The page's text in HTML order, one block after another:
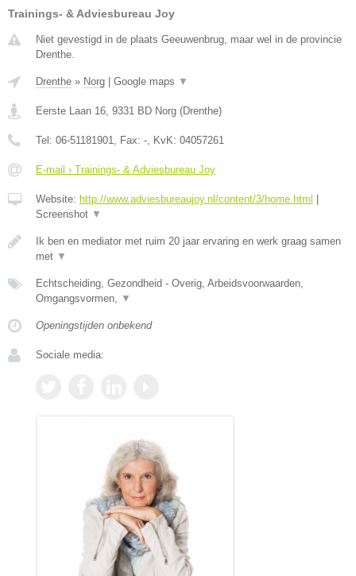
Trainings- & Adviesbureau Joy
Niet gevestigd in de plaats Geeuwenbrug, maar wel in de provincie
Drenthe.
Drenthe » Norg Google maps ▼
Eerste Laan 16 9331 BD Norg (Drenthe)
Tel: 06-51181901 , Fax: - , KvK: 04057261
E-mail › Trainings- & Adviesbureau Joy
Website: http://www.adviesbureaujoy.nl/content/3/home.html
Screenshot ▼
Ik ben en mediator met ruim 20 jaar ervaring en werk graag samen
met ▼
Echtscheiding, Gezondheid - Overig, Arbeidsvoorwaarden,
Omgangsvormen,
▼
Openingstijden onbekend
Sociale media: